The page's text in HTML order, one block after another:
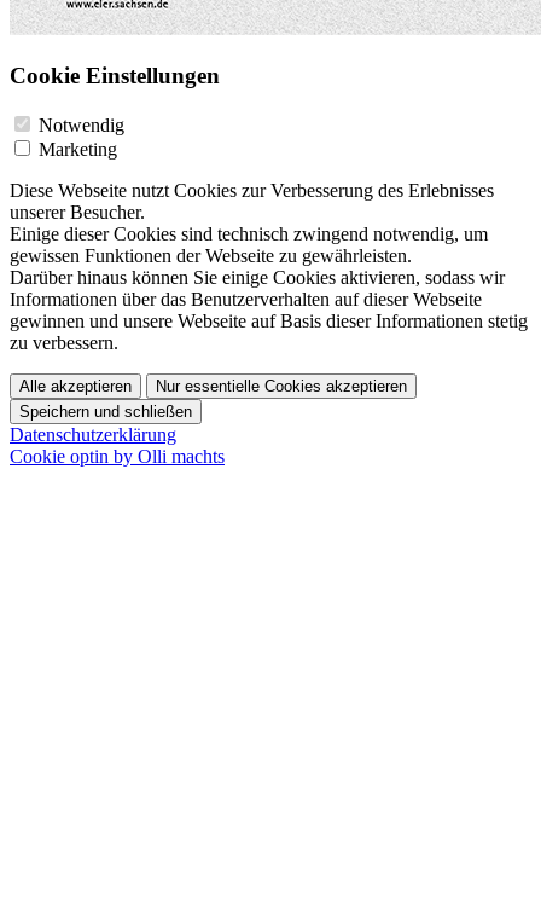
Cookie Einstellungen
Notwendig
Marketing
Diese Webseite nutzt Cookies zur Verbesserung des Erlebnisses
unserer Besucher.
Einige dieser Cookies sind technisch zwingend notwendig, um
gewissen Funktionen der Webseite zu gewährleisten.
Darüber hinaus können Sie einige Cookies aktivieren, sodass wir
Informationen über das Benutzerverhalten auf dieser Webseite
gewinnen und unsere Webseite auf Basis dieser Informationen stetig
zu verbessern.
Alle akzeptieren
Nur essentielle Cookies akzeptieren
Speichern und schließen
Datenschutzerklärung
Cookie optin by Olli machts